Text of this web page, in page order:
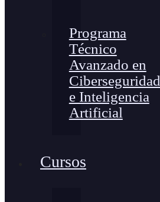
Programa
Técnico
Avanzado en
Ciberseguridad
e Inteligencia
Artificial
Cursos